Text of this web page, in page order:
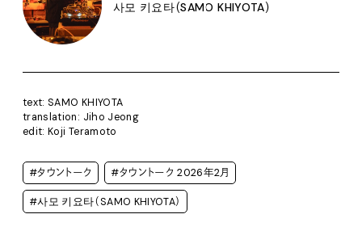
사모 키요타（SAMO KHIYOTA）
text: SAMO KHIYOTA
translation: Jiho Jeong
edit: Koji Teramoto
#タウントーク #タウントーク 2026年2月
#사모 키요타（SAMO KHIYOTA）